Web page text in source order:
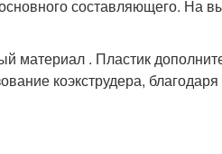
составляющего. На
материал . Пластик
коэкструдера,